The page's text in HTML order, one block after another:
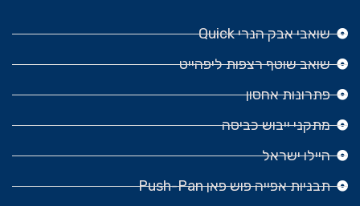
שואבי אבק הנרי Quick
שואב שוטף רצפות ליפהייט
פתרונות אחסון
מתקני ייבוש כביסה
היילו ישראל
תבניות אפייה פוש פאן Push-Pan